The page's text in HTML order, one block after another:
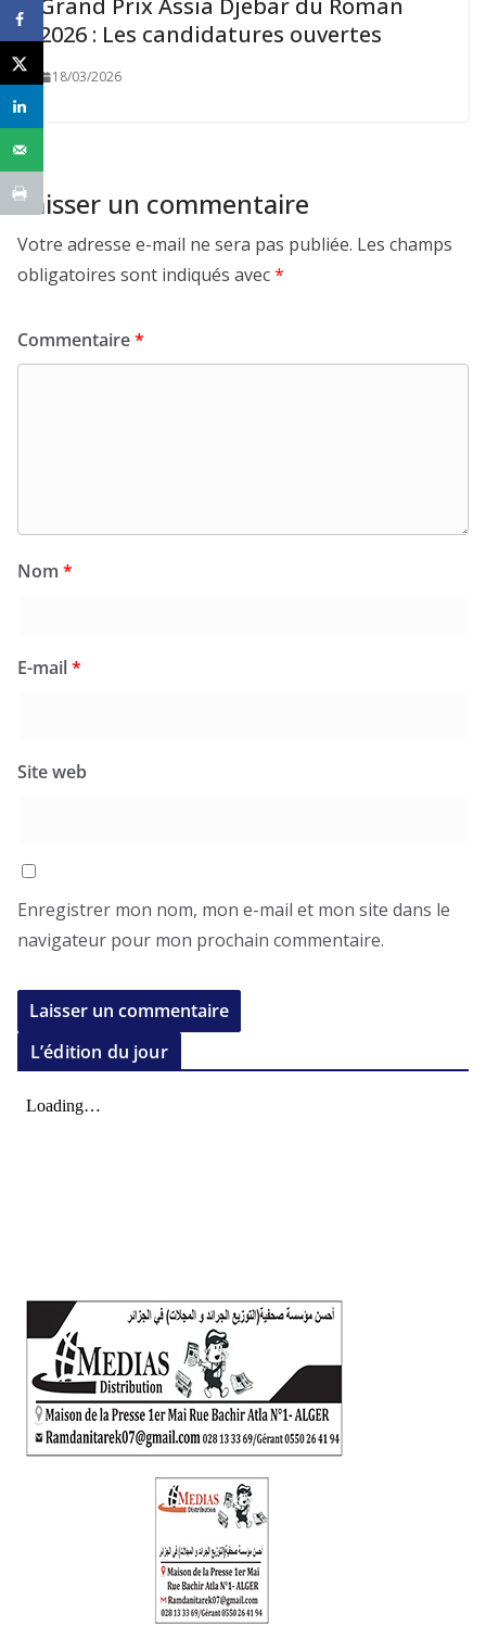
Grand Prix Assia Djebar du Roman
2026 : Les candidatures ouvertes
18/03/2026
Laisser un commentaire
Votre adresse e-mail ne sera pas publiée. Les champs
obligatoires sont indiqués avec*
Commentaire*
Nom *
E-mail*
Site web
Enregistrer mon nom, mon e-mail et mon site dans le
navigateur pour mon prochain commentaire.
L’édition du jour